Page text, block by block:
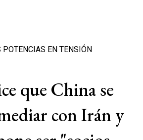
POTENCIAS EN TENSIÓN
que China se
con Irán y